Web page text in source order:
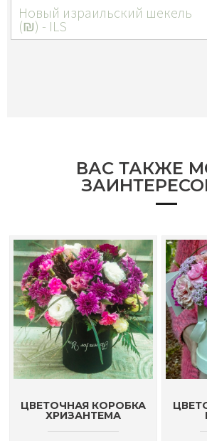
Новый израильский шекель
(₪) - ILS
ВАС ТАКЖЕ
ЦВЕТОЧНАЯ КОРОБКА
ХРИЗАНТЕМА